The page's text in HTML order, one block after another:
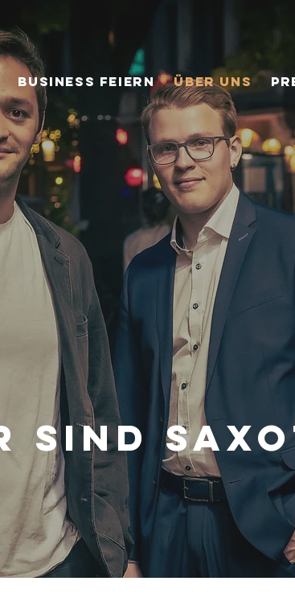
BUSINESS FEIERN ÜBER UNS
sind